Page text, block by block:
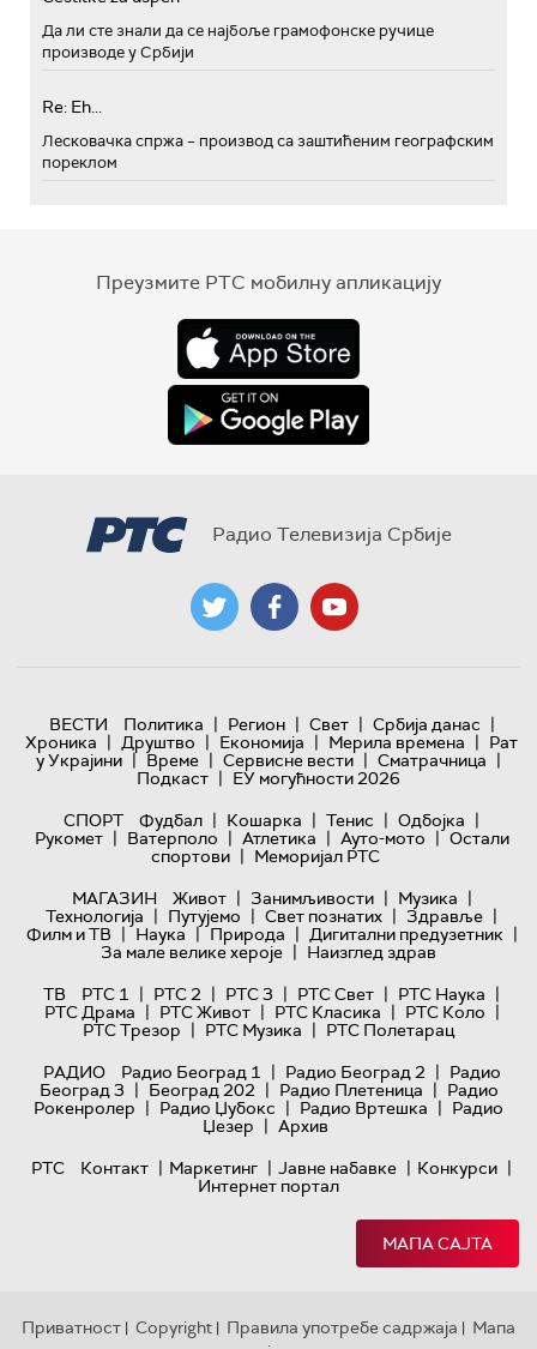
Да ли сте знали да се најбоље грамофонске ручице
производе у Србији
Re: Eh...
Лесковачка спржа – производ са заштићеним географским
пореклом
Преузмите РТС мобилну апликацију
Радио Телевизија Србије
ВЕСТИ Политика | Регион | Свет | Србија данас |
Хроника | Друштво | Економија | Мерила времена | Рат
у Украјини | Време | Сервисне вести | Сматрачница |
Подкаст | ЕУ могућности 2026
СПОРТ
Фудбал | Кошарка | Тенис | Одбојка |
Рукомет | Ватерполо | Атлетика | Ауто-мото | Остали
спортови | Меморијал РТС
МАГАЗИН
Живот | Занимљивости | Музика |
Технологијa | Путујемо | Свет познатих | Здравље |
Филм и ТВ | Наука | Природа | Дигитални предузетник |
За мале велике хероје | Наизглед здрав
ТВ
РТС 1 | РТС 2 | РТС 3 | РТС Свет | РТС Наука |
РТС Драма | РТС Живот | РТС Класика | РТС Коло |
РТС Трезор | РТС Музика | РТС Полетарац
РАДИО
Радио Београд 1 | Радио Београд 2 | Радио
Београд 3 | Београд 202 | Радио Плетеница | Радио
Рокенролер | Радио Џубокс | Радио Вртешка | Радио
Џезер | Архив
РТС
Контакт | Маркетинг | Јавне набавке | Конкурси |
Интернет портал
МАПА САЈТА
Приватност | Copyright | Правила употребе садржаја | Мапа